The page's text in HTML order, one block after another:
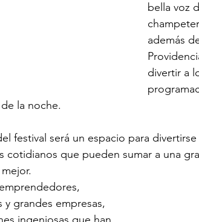
bella voz
además
divertir a
la noche.
festival será un espacio para
cotidianos que pueden sumar a una
y grandes empresas,